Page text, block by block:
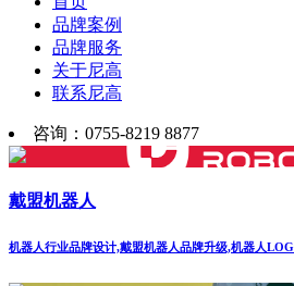
品牌案例
品牌服务
关于尼高
联系尼高
咨询：0755-8219 8877
戴盟机器人
机器人行业品牌设计,戴盟机器人品牌升级,机器人